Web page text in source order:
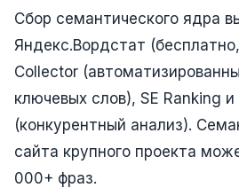
1С интеграция
Платежные системы
Складской учёт
АВТОМАТИЗАЦИЯ БИЗНЕСА
CRM-системы
Сбор семантического ядра
Яндекс.Вордстат
Collector
ключевых слов), SE Ranking
(конкурентный анализ).
сайта крупного проекта
000+ фраз.